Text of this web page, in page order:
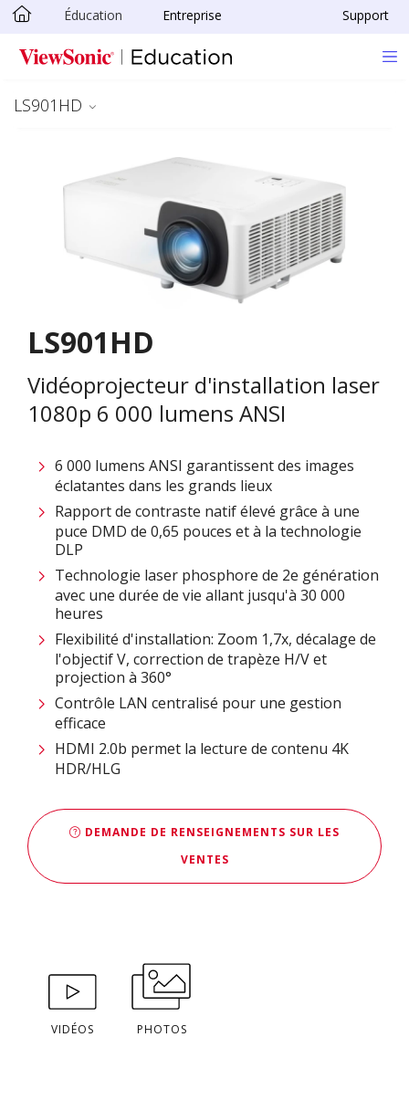
Passer au contenu principal
Éducation Entreprise Support
LS901HD
LS901HD
Vidéoprojecteur d'installation laser
1080p 6 000 lumens ANSI
6 000 lumens ANSI garantissent des images
éclatantes dans les grands lieux
Rapport de contraste natif élevé grâce à une
puce DMD de 0,65 pouces et à la technologie
DLP
Technologie laser phosphore de 2e génération
avec une durée de vie allant jusqu'à 30 000
heures
Flexibilité d'installation: Zoom 1,7x, décalage de
l'objectif V, correction de trapèze H/V et
projection à 360°​
Contrôle LAN centralisé pour une gestion
efficace​
HDMI 2.0b permet la lecture de contenu 4K
HDR/HLG
DEMANDE DE RENSEIGNEMENTS SUR LES
VENTES
VIDÉOS PHOTOS